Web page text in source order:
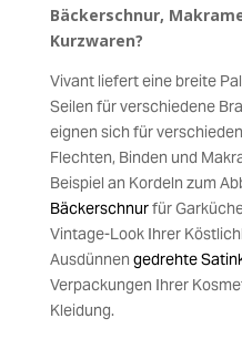
Bäckerschnur,
Kurzwaren?
Vivant liefert eine breite
Seilen für verschiedene
eignen sich für
Flechten, Binden und
Beispiel an Kordeln zum
Bäckerschnurfür
Vintage-Look Ihrer
Ausdünnen gedrehte
Verpackungen Ihrer
Kleidung.